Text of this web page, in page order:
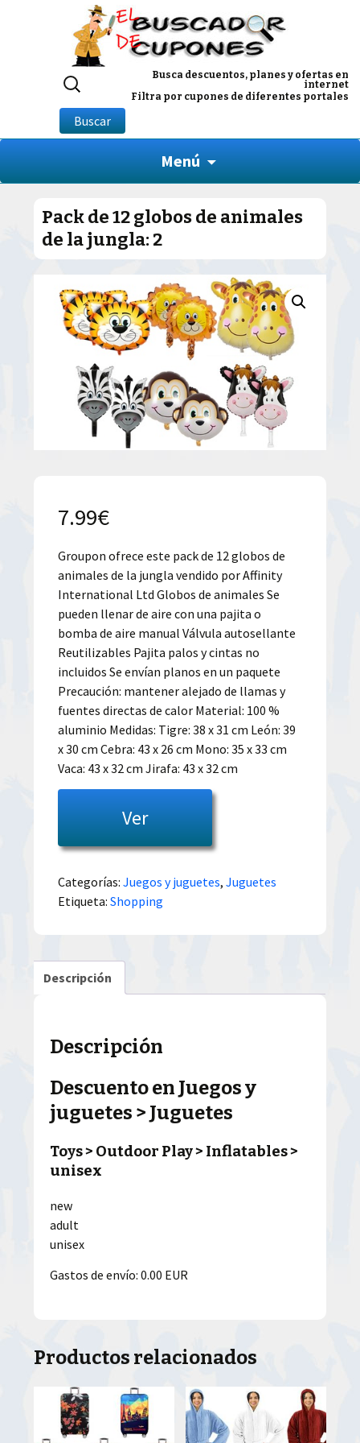
Busca descuentos, planes y ofertas en
internet
Filtra por cupones de diferentes portales
Buscar
por:
Buscar
Menú
Pack de 12 globos de animales
de la jungla: 2
7.99€
Groupon ofrece este pack de 12 globos de
animales de la jungla vendido por Affinity
International Ltd Globos de animales Se
pueden llenar de aire con una pajita o
bomba de aire manual Válvula autosellante
Reutilizables Pajita palos y cintas no
incluidos Se envían planos en un paquete
Precaución: mantener alejado de llamas y
fuentes directas de calor Material: 100 %
aluminio Medidas: Tigre: 38 x 31 cm León: 39
x 30 cm Cebra: 43 x 26 cm Mono: 35 x 33 cm
Vaca: 43 x 32 cm Jirafa: 43 x 32 cm
Ver
Categorías:Juegos y juguetes,Juguetes
Etiqueta:Shopping
Descripción
Descripción
Descuento en Juegos y
juguetes > Juguetes
Toys > Outdoor Play > Inflatables >
unisex
new
adult
unisex
Gastos de envío: 0.00 EUR
Productos relacionados